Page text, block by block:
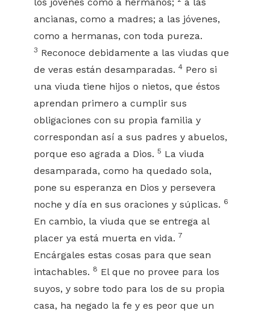
ancianas, como a madres; a las jóvenes,
como a hermanas, con toda pureza.
3 Reconoce debidamente a las viudas que
de veras están desamparadas. 4 Pero si
una viuda tiene hijos o nietos, que éstos
aprendan primero a cumplir sus
obligaciones con su propia familia y
correspondan así a sus padres y abuelos,
porque eso agrada a Dios. 5 La viuda
desamparada, como ha quedado sola,
pone su esperanza en Dios y persevera
noche y día en sus oraciones y súplicas. 6
En cambio, la viuda que se entrega al
placer ya está muerta en vida. 7
Encárgales estas cosas para que sean
intachables. 8 El que no provee para los
suyos, y sobre todo para los de su propia
casa, ha negado la fe y es peor que un